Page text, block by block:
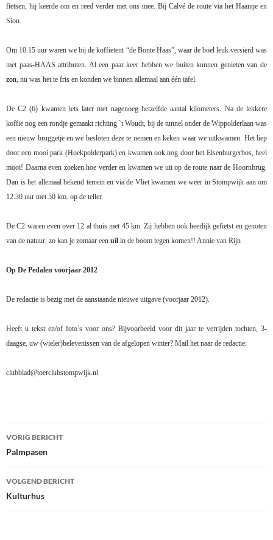
fietsen, hij keerde om en reed verder met ons mee. Bij Calvé de route via het Haantje en
Sion.
Om 10.15 uur waren we bij de koffietent “de Bonte Haas”, waar de boel leuk versierd was
met paas-HAAS attributen. Al een paar keer hebben we buiten kunnen genieten van de
zon, nu was het te fris en konden we binnen allemaal aan één tafel.
De C2 (6) kwamen iets later met nagenoeg hetzelfde aantal kilometers. Na de lekkere
koffie nog een rondje gemaakt richting `t Woudt, bij de tunnel onder de Wippolderlaan was
een nieuw bruggetje en we besloten deze te nemen en keken waar we uitkwamen. Het liep
door een mooi park (Hoekpolderpark) en kwamen ook nog door het Elsenburgerbos, heel
mooi! Daarna even zoeken hoe verder en kwamen we uit op de route naar de Hoornbrug.
Dan is het allemaal bekend terrein en via de Vliet kwamen we weer in Stompwijk aan om
12.30 uur met 50 km. op de teller.
De C2 waren even over 12 al thuis met 45 km. Zij hebben ook heerlijk gefietst en genoten
van de natuur, zo kan je zomaar een uil in de boom tegen komen!! Annie van Rijn
Op De Pedalen voorjaar 2012
De redactie is bezig met de aanstaande nieuwe uitgave (voorjaar 2012).
Heeft u tekst en/of foto’s voor ons? Bijvoorbeeld voor dit jaar te verrijden tochten, 3-
daagse, uw (wieler)belevenissen van de afgelopen winter? Mail het naar de redactie:
clubblad@toerclubstompwijk.nl
Bericht
navigatie
VORIG BERICHT
Palmpasen
VOLGEND BERICHT
Kulturhus